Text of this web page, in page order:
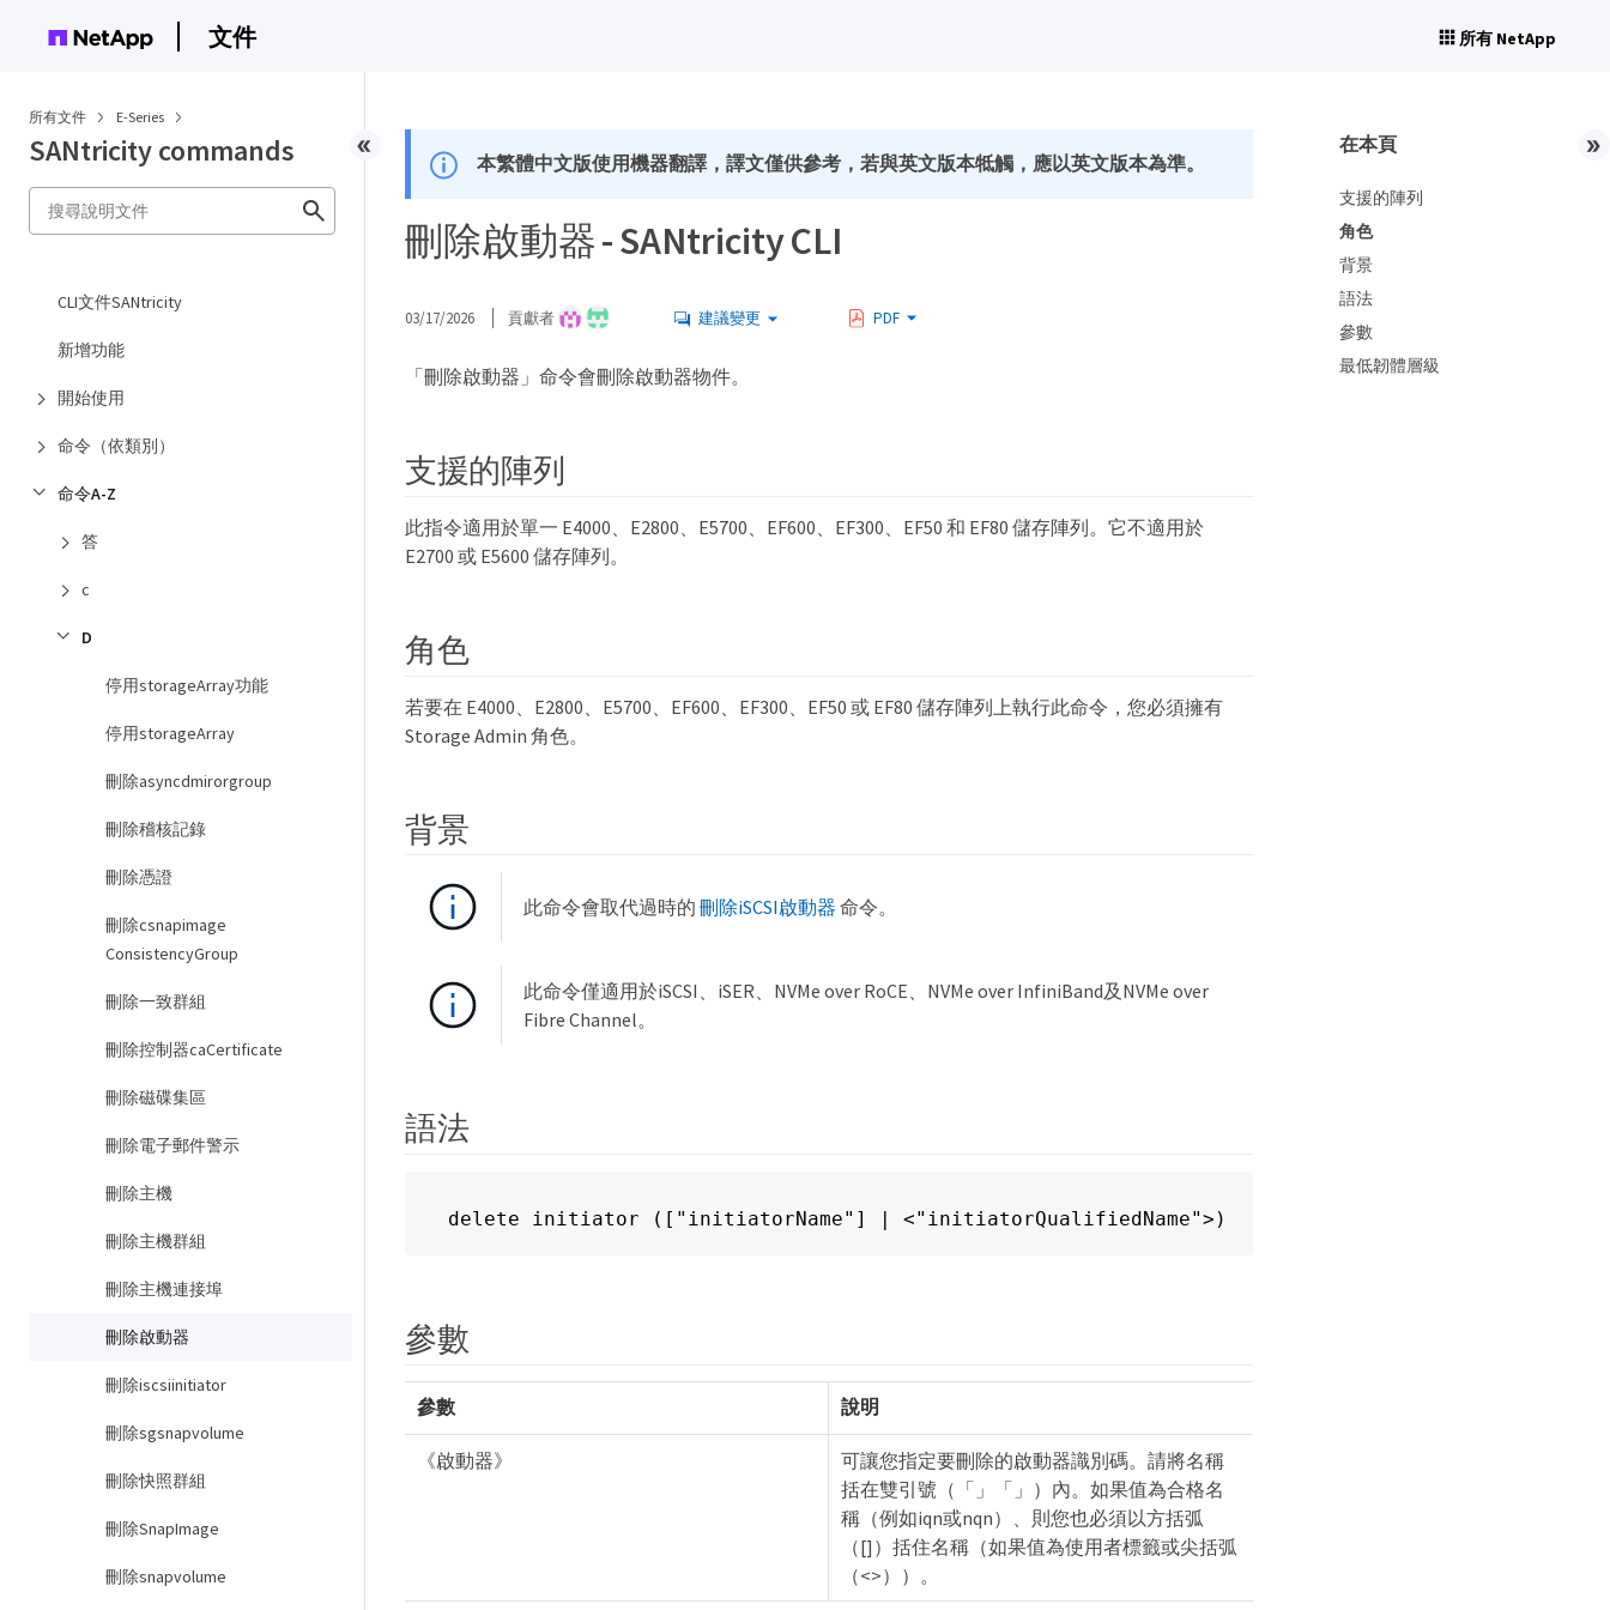
文件 所有 NetApp
所有文件 E-Series
SANtricity commands
CLI文件SANtricity
新增功能
開始使用
命令（依類別）
命令A-Z
答
c
D
停用storageArray功能
停用storageArray
刪除asyncdmirorgroup
刪除稽核記錄
刪除憑證
刪除csnapimage
ConsistencyGroup
刪除一致群組
刪除控制器caCertificate
刪除磁碟集區
刪除電子郵件警示
刪除主機
刪除主機群組
刪除主機連接埠
刪除啟動器
刪除iscsiinitiator
刪除sgsnapvolume
刪除快照群組
刪除SnapImage
刪除snapvolume
本繁體中文版使用機器翻譯，譯文僅供參考，若與英文版本牴觸，應以英文版本為準。
刪除啟動器 - SANtricity CLI
03/17/2026 貢獻者 建議變更 PDF
「刪除啟動器」命令會刪除啟動器物件。
支援的陣列
此指令適用於單一 E4000、E2800、E5700、EF600、EF300、EF50 和 EF80 儲存陣列。它不適用於
E2700 或 E5600 儲存陣列。
角色
若要在 E4000、E2800、E5700、EF600、EF300、EF50 或 EF80 儲存陣列上執行此命令，您必須擁有
Storage Admin 角色。
背景
此命令會取代過時的 刪除iSCSI啟動器 命令。
此命令僅適用於iSCSI、iSER、NVMe over RoCE、NVMe over InfiniBand及NVMe over
Fibre Channel。
語法
delete initiator (["initiatorName"] | <"initiatorQualifiedName">)
參數
參數 說明
《啟動器》
可讓您指定要刪除的啟動器識別碼。請將名稱
括在雙引號（「」「」）內。如果值為合格名
稱（例如iqn或nqn）、則您也必須以方括弧
（[]）括住名稱（如果值為使用者標籤或尖括弧
（<>））。
在本頁
支援的陣列
角色
背景
語法
參數
最低韌體層級